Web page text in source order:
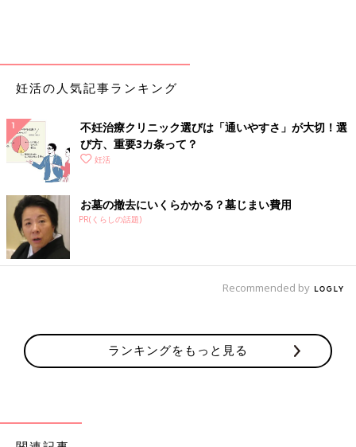
妊活の人気記事ランキング
不妊治療クリニック選びは「通いやすさ」が大切！選
び方、重要3カ条って？
妊活
お墓の撤去にいくらかかる？墓じまい費用
PR(くらしの話題)
Recommended by
ランキングをもっと見る